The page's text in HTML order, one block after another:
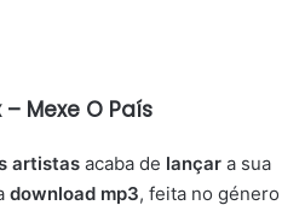
Mexe O País
artistas acaba de lançar a sua
download mp3, feita no género